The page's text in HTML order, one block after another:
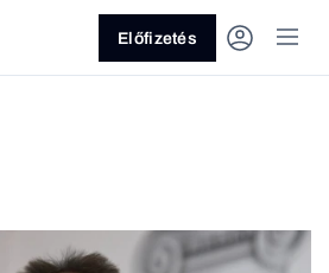
Előfizetés